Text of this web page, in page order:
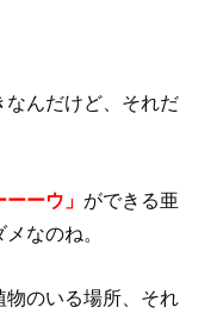
んだけど、それだ
ーーウ」 ができる亜
なのね。
物のいる場所、それ